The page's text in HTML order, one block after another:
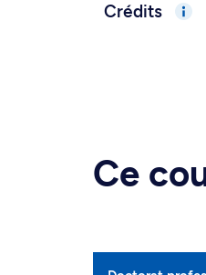
Crédits
Ce